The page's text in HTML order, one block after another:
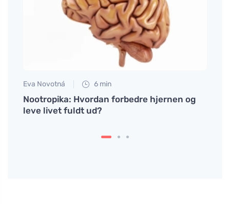
Eva Novotná 6 min
Nootropika: Hvordan forbedre hjernen og
leve livet fuldt ud?